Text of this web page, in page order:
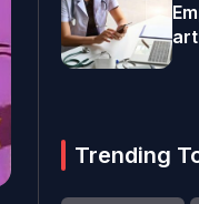
Trending